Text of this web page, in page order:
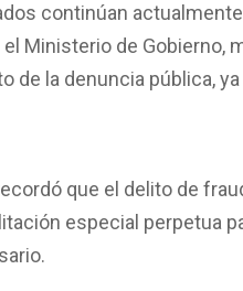
continúan
Ministerio de Gobierno,
la denuncia pública,
que el delito de
especial perpetua